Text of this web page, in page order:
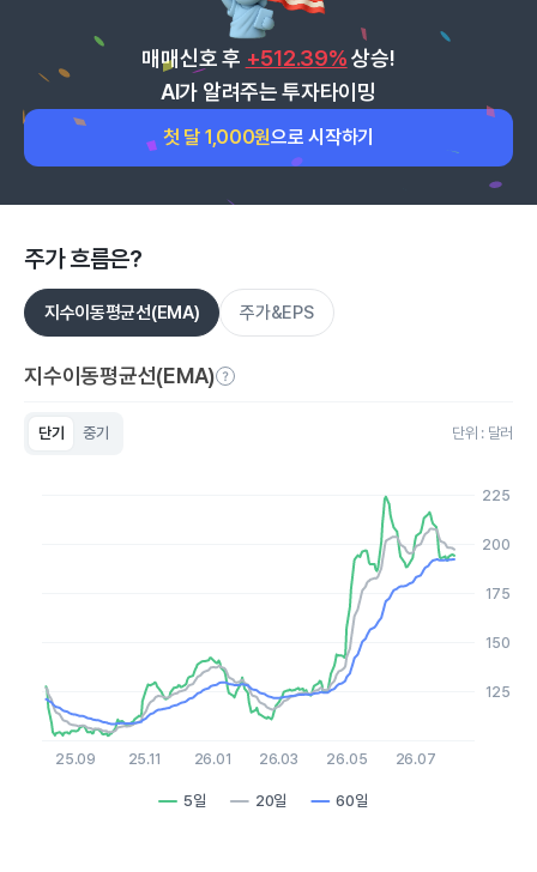
매매신호 후 +512.39% 상승!
AI가 알려주는 투자타이밍
첫 달 1,000원으로 시작하기
주가 흐름은?
지수이동평균선(EMA) 주가&EPS
지수이동평균선(EMA)
단기 중기 단위 : 달러
The chart has 1 X axis displaying Time. Data ranges from
The chart has 1 Y axis displaying values. Data ranges from
5일 20일 60일
25.09 25.11 26.01 26.03 26.05 26.07
125
150
175
200
225